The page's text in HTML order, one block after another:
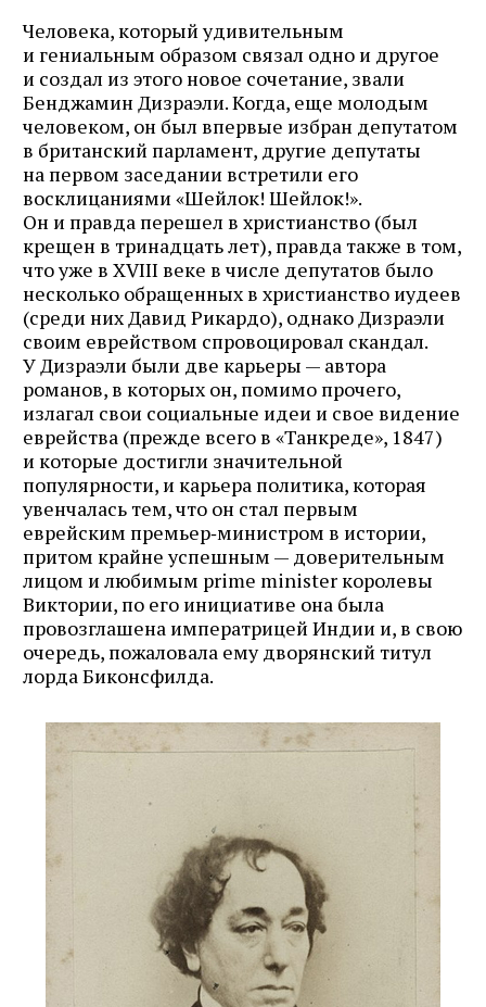
Человека, который удивительным
и гениальным образом связал одно и другое
и создал из этого новое сочетание, звали
Бенджамин Дизраэли. Когда, еще молодым
человеком, он был впервые избран депутатом
в британский парламент, другие депутаты
на первом заседании встретили его
восклицаниями «Шейлок! Шейлок!».
Он и правда перешел в христианство (был
крещен в тринадцать лет), правда также в том,
что уже в XVIII веке в числе депутатов было
несколько обращенных в христианство иудеев
(среди них Давид Рикардо), однако Дизраэли
своим еврейством спровоцировал скандал.
У Дизраэли были две карьеры — автора
романов, в которых он, помимо прочего,
излагал свои социальные идеи и свое видение
еврейства (прежде всего в «Танкреде», 1847)
и которые достигли значительной
популярности, и карьера политика, которая
увенчалась тем, что он стал первым
еврейским премьер‑министром в истории,
притом крайне успешным — доверительным
лицом и любимым prime minister королевы
Виктории, по его инициативе она была
провозглашена императрицей Индии и, в свою
очередь, пожаловала ему дворянский титул
лорда Биконсфилда.